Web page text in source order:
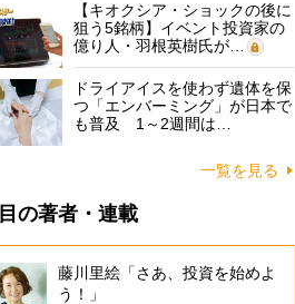
【キオクシア・ショックの後に
狙う5銘柄】イベント投資家の
億り人・羽根英樹氏が…
ドライアイスを使わず遺体を保
つ「エンバーミング」が日本で
も普及 1～2週間は…
一覧を見る
の著者・連載
藤川里絵「さあ、投資を始めよ
う！」